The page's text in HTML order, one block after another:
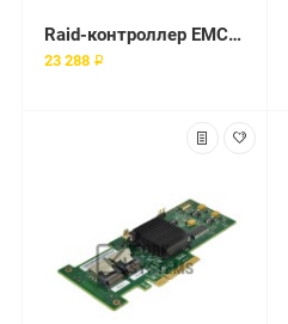
Raid-контроллер EMC DAE Controller Card for VNX 15 Slot DAE 6GB/s [303-108-000E]
23 288 ₽